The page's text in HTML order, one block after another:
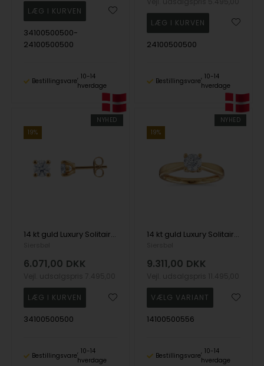
34100500500-
24100500500
Bestillingsvare
10-14
hverdage
24100500500
Bestillingsvare
10-14
hverdage
NYHED
19%
14 kt guld Luxury Solitaire ørestikkere med i alt 0,70 ct Labgrown diamant Top Wesselston VS2
6.071,00 DKK
34100500500
Bestillingsvare
10-14
hverdage
NYHED
19%
14 kt guld Luxury Solitaire ring med i alt 0,70 ct Labgrown diamant Top Wesselston VS2
9.311,00 DKK
14100500556
Bestillingsvare
10-14
hverdage